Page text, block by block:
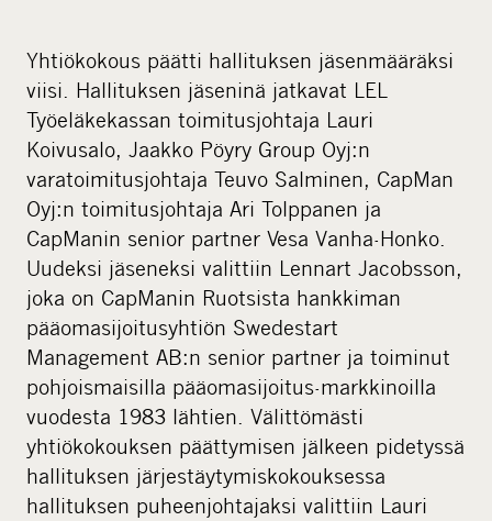
Yhtiökokous päätti hallituksen jäsenmääräksi
viisi. Hallituksen jäseninä jatkavat LEL
Työeläkekassan toimitusjohtaja Lauri
Koivusalo, Jaakko Pöyry Group Oyj:n
varatoimitusjohtaja Teuvo Salminen, CapMan
Oyj:n toimitusjohtaja Ari Tolppanen ja
CapManin senior partner Vesa Vanha-Honko.
Uudeksi jäseneksi valittiin Lennart Jacobsson,
joka on CapManin Ruotsista hankkiman
pääomasijoitusyhtiön Swedestart
Management AB:n senior partner ja toiminut
pohjoismaisilla pääomasijoitus-markkinoilla
vuodesta 1983 lähtien. Välittömästi
yhtiökokouksen päättymisen jälkeen pidetyssä
hallituksen järjestäytymiskokouksessa
hallituksen puheenjohtajaksi valittiin Lauri